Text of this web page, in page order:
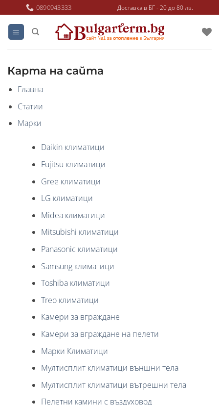
to
content
0890943333 Доставка в БГ - 20 до 80 лв.
Карта на сайта
Главна
Статии
Марки
Daikin климатици
Fujitsu климатици
Gree климатици
LG климатици
Midea климатици
Mitsubishi климатици
Panasonic климатици
Samsung климатици
Toshiba климатици
Treo климатици
Камери за вграждане
Камери за вграждане на пелети
Марки Климатици
Мултисплит климатици външни тела
Мултисплит климатици вътрешни тела
Пелетни камини с въздуховод